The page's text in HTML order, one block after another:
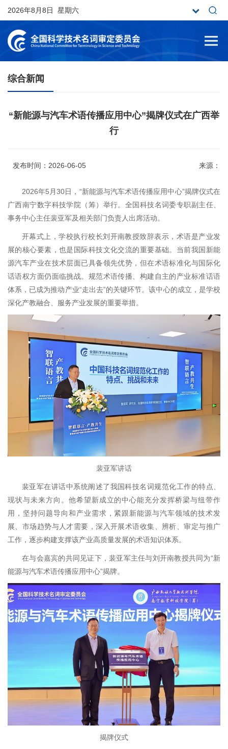
2026年8月8日 星期六
综合新闻
“新能源与汽车术语传播应用中心”揭牌仪式在广西举
行
发布时间：2026-06-05 来源：
2026年5月30日，“新能源与汽车术语传播应用中心”揭牌仪式在
广西南宁数字科技学院（筹）举行。全国科技名词委专职副主任、
事务中心主任裴亚军及相关部门负责人出席活动。
开幕式上，学校执行校长刘开南教授致辞表示，术语是产业发
展的核心要素，也是国际科技文化交流的重要基础。当前我国新能
源汽车产业在技术层面已具备领先优势，但在术语标准化与国际化
话语权方面仍面临挑战。规范术语传播、构建自主的产业标准话语
体系，已成为推动产业“走出去”的关键环节。该中心的成立，是学校
深化产教融合、服务产业发展的重要举措。
裴亚军讲话
裴亚军在讲话中系统阐述了我国科技名词规范化工作的特点、
现状与未来方向。他希望新成立的中心能充分发挥桥梁与纽带作
用，坚持问题导向和产业需求，紧跟新能源与汽车领域的技术发
展、市场趋势与人才需要，深入开展术语收集、辨析、审定与推广
工作，逐步构建支撑该产业高质量发展的术语知识体系。
在与会嘉宾的共同见证下，裴亚军主任与刘开南教授共同为“新
能源与汽车术语传播应用中心”揭牌。
揭牌仪式